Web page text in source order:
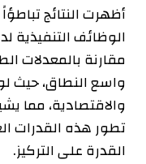
أظهرت النتائج
الوظائف التنفيذية
مقارنة بالمعدلات
واسع النطاق، حيث
والاقتصادية، مما
تطور هذه القدرات
القدرة على التركيز.